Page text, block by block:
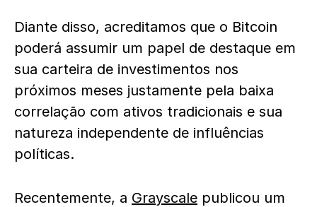
Diante disso, acreditamos que o Bitcoin
poderá assumir um papel de destaque em
sua carteira de investimentos nos
próximos meses justamente pela baixa
correlação com ativos tradicionais e sua
natureza independente de influências
políticas.
Recentemente, a Grayscale publicou um